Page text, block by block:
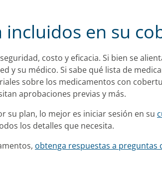
en su
costo y eficacia. Si bien se
y su médico. Si sabe qué lista de
sobre los medicamentos con
aprobaciones previas y más.
su plan, lo mejor es iniciar sesión en su
los detalles que necesita.
obtenga respuestas a preguntas